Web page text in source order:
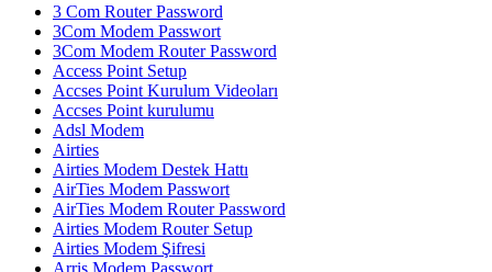
3 Com Router Password
3Com Modem Passwort
3Com Modem Router Password
Access Point Setup
Accses Point Kurulum Videoları
Accses Point kurulumu
Adsl Modem
Airties
Airties Modem Destek Hattı
AirTies Modem Passwort
AirTies Modem Router Password
Airties Modem Router Setup
Airties Modem Şifresi
Arris Modem Passwort